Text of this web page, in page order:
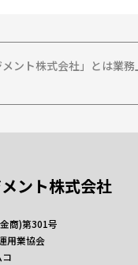
ント株式会社」とは業
ント株式会社
商)第301号
用業協会